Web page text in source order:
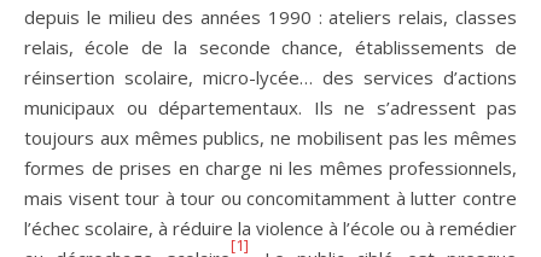
depuis le milieu des années 1990 : ateliers relais, classes
relais, école de la seconde chance, établissements de
réinsertion scolaire, micro-lycée… des services d’actions
municipaux ou départementaux. Ils ne s’adressent pas
toujours aux mêmes publics, ne mobilisent pas les mêmes
formes de prises en charge ni les mêmes professionnels,
mais visent tour à tour ou concomitamment à lutter contre
l’échec scolaire, à réduire la violence à l’école ou à remédier
[1]